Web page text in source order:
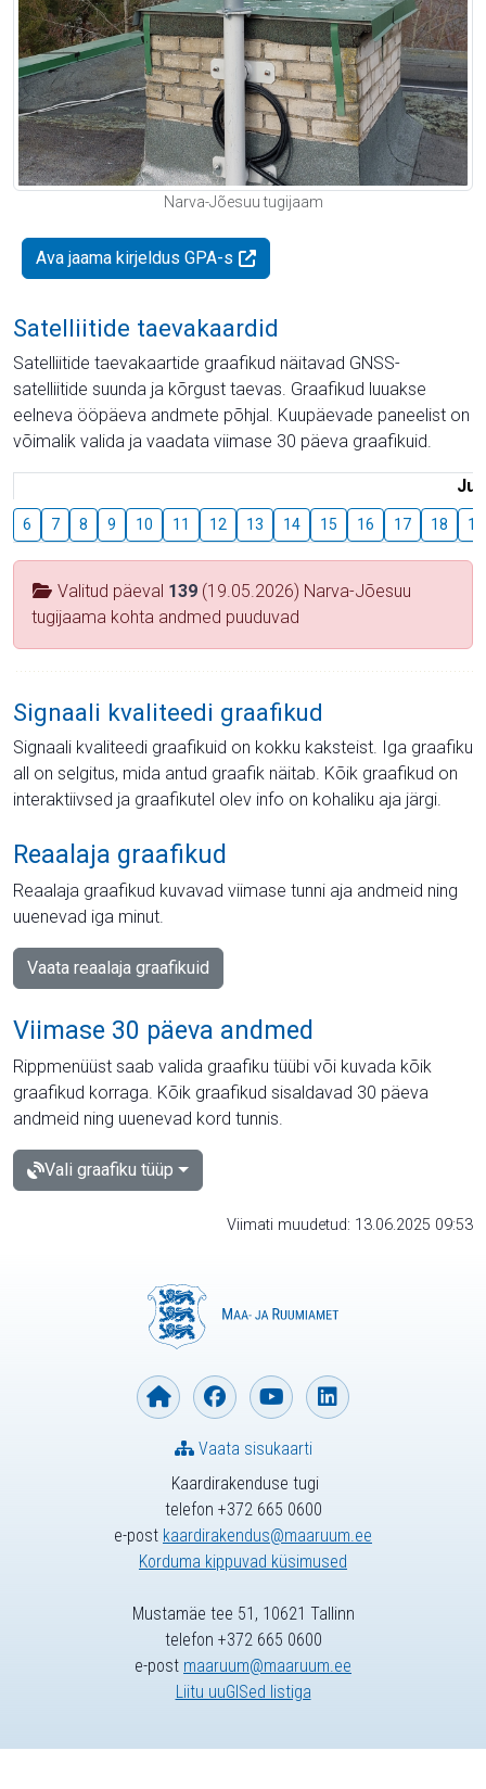
Narva-Jõesuu tugijaam
Ava jaama kirjeldus GPA-s
Satelliitide taevakaardid
Satelliitide taevakaartide graafikud näitavad GNSS-
satelliitide suunda ja kõrgust taevas. Graafikud luuakse
eelneva ööpäeva andmete põhjal. Kuupäevade paneelist on
võimalik valida ja vaadata viimase 30 päeva graafikuid.
6 7 8 9 10 11 12 13 14 15 16 17 18 19
Valitud päeval 139 (19.05.2026) Narva-Jõesuu
tugijaama kohta andmed puuduvad
Signaali kvaliteedi graafikud
Signaali kvaliteedi graafikuid on kokku kaksteist. Iga graafiku
all on selgitus, mida antud graafik näitab. Kõik graafikud on
interaktiivsed ja graafikutel olev info on kohaliku aja järgi.
Reaalaja graafikud
Reaalaja graafikud kuvavad viimase tunni aja andmeid ning
uuenevad iga minut.
Vaata reaalaja graafikuid
Viimase 30 päeva andmed
Rippmenüüst saab valida graafiku tüübi või kuvada kõik
graafikud korraga. Kõik graafikud sisaldavad 30 päeva
andmeid ning uuenevad kord tunnis.
Vali graafiku tüüp
Viimati muudetud: 13.06.2025 09:53
Kaardirakenduse tugi
telefon +372 665 0600
e-post kaardirakendus@maaruum.ee
Korduma kippuvad küsimused
Vaata sisukaarti
Mustamäe tee 51, 10621 Tallinn
telefon +372 665 0600
e-post maaruum@maaruum.ee
Liitu uuGISed listiga